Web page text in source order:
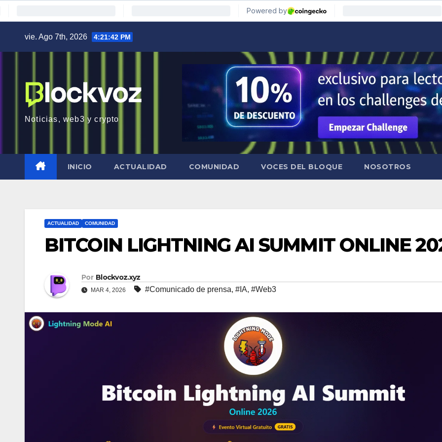
vie. Ago 7th, 2026 4:21:43 PM
Noticias, web3 y crypto
INICIO ACTUALIDAD COMUNIDAD VOCES DEL BLOQUE NOSOTROS
ACTUALIDAD COMUNIDAD
BITCOIN LIGHTNING AI SUMMIT ONLINE
Por Blockvoz.xyz
MAR 4, 2026 #Comunicado de prensa, #IA, #Web3